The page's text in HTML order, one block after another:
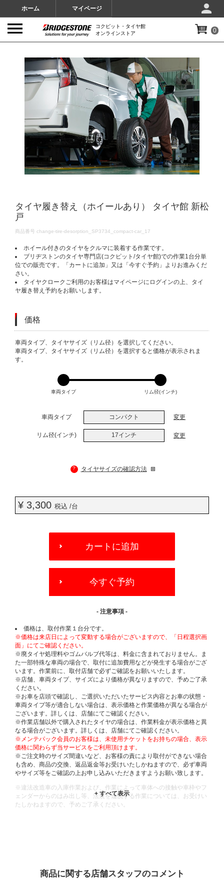
ホーム マイページ
コクピット・タイヤ館
オンラインストア
0
タイヤ履き替え（ホイールあり） タイヤ館 新松
戸
DETAILS
商品番号 change-tire-desorption_SP3734_compact-car_17
ホイール付きのタイヤをクルマに装着する作業です。
ブリヂストンのタイヤ専門店(コクピット/タイヤ館)での作業1台分単
位での販売です。「カートに追加」又は「今すぐ予約」よりお進みくだ
さい。
タイヤクロークご利用のお客様はマイページにログインの上、タイ
ヤ履き替え予約をお願いします。
価格
VARIATIONS
車両タイプ、タイヤサイズ（リム径）を選択してください。
車両タイプ、タイヤサイズ（リム径）を選択すると価格が表示されま
す。
車両タイプ リム径(インチ)
車両タイプ コンパクト 変更
リム径(インチ) 17インチ 変更
? タイヤサイズの確認方法
¥ 3,300 税込 /台
OPTIONS
カートに追加
今すぐ予約
- 注意事項 -
価格は、取付作業１台分です。
※価格は来店日によって変動する場合がございますので、「日程選択画
面」にてご確認ください。
※廃タイヤ処理料やゴムバルブ代等は、料金に含まれておりません。ま
た一部特殊な車両の場合で、取付に追加費用などが発生する場合がござ
います。作業前に、取付店舗で必ずご確認をお願いいたします。
※店舗、車両タイプ、サイズにより価格が異なりますので、予めご了承
ください。
※お車を店頭で確認し、ご選択いただいたサービス内容とお車の状態・
車両タイプ等が適合しない場合は、表示価格と作業価格が異なる場合が
ございます。詳しくは、店舗にてご確認ください。
※作業店舗以外で購入されたタイヤの場合は、作業料金が表示価格と異
なる場合がございます。詳しくは、店舗にてご確認ください。
※メンテパック会員のお客様は、未使用チケットをお持ちの場合、表示
価格に関わらず当サービスをご利用頂けます。
※ご注文時のサイズ間違いなど、お客様の責により取付ができない場合
も含め、商品の交換、返品返金等お受けいたしかねますので、必ず車両
やサイズ等をご確認の上お申し込みいただきますようお願い致します。
※違法改造車の入庫作業および、作業によって車体への接触や車枠やフ
ェンダーからのはみ出し等、法規を逸脱する作業については、お受けい
たしかねますので、予めご了承ください。
商品に関する店舗スタッフのコメント